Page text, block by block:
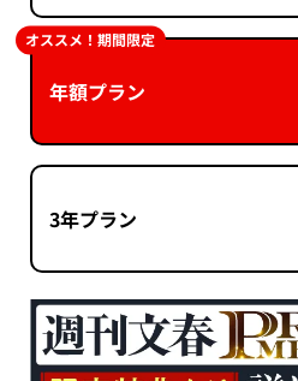
年額プラン
オススメ！期間限定
3年プラン